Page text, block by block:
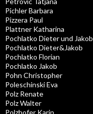
Pichler Barbara
Pizzera Paul
Plattner Katharina
Pochlatko Dieter und Jakob
Pochlatko Dieter&Jakob
Pochlatko Florian
Pochlatko Jakob
Pohn Christopher
Poleschinski Eva
Polz Renate
Polz Walter
Polzhofer Karin